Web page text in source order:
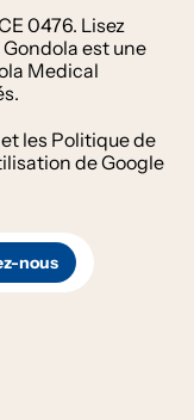
0476. Lisez
est une
Medical
les Politique de
de Google
nous